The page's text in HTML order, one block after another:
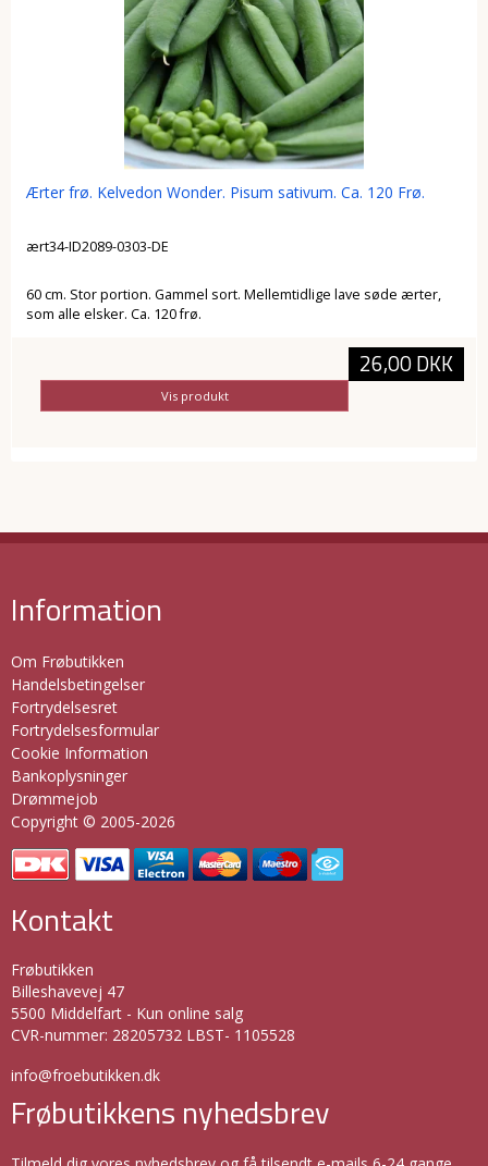
Ærter frø. Kelvedon Wonder. Pisum sativum. Ca. 120 Frø.
ært34-ID2089-0303-DE
60 cm. Stor portion. Gammel sort. Mellemtidlige lave søde ærter,
som alle elsker. Ca. 120 frø.
26,00 DKK
Vis produkt
Information
Om Frøbutikken
Handelsbetingelser
Fortrydelsesret
Fortrydelsesformular
Cookie Information
Bankoplysninger
Drømmejob
Copyright © 2005-2026
Kontakt
Frøbutikken
Billeshavevej 47
5500 Middelfart - Kun online salg
CVR-nummer: 28205732 LBST- 1105528
info@froebutikken.dk
Frøbutikkens nyhedsbrev